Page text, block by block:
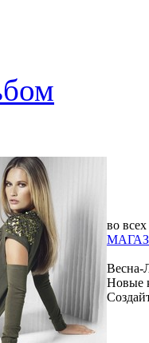
во всех
Весна-
Новые